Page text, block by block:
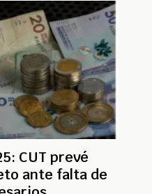
CUT prevé
ante falta de